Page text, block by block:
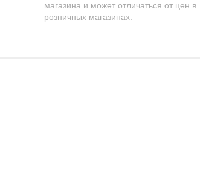
магазина и может отличаться от цен в
розничных магазинах.